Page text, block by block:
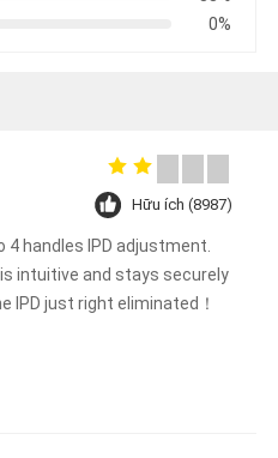
0%
Hữu ích (8987)
4 handles IPD adjustment.
intuitive and stays securely
IPD just right eliminated！